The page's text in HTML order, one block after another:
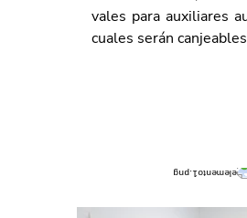
vales para auxiliares
cuales serán